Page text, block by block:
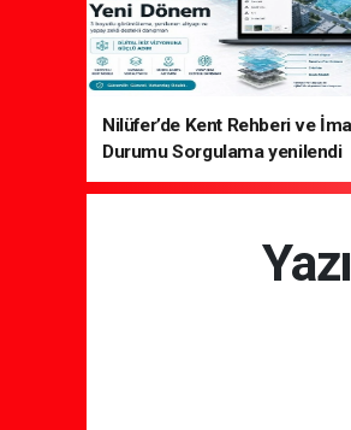
Nilüfer’de Kent Rehberi ve
Durumu Sorgulama yenilendi